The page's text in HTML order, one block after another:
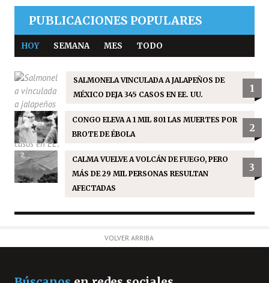
PUBLICACIONES POPULARES
HOY SEMANA MES TODO
SALMONELA VINCULADA A JALAPEÑOS DE
MÉXICO DEJA 345 CASOS EN EE. UU.
1
CONGO ELEVA A 1 MIL 801 LAS MUERTES POR
BROTE DE ÉBOLA
2
CALMA VUELVE A VOLCÁN DE FUEGO, PERO
MÁS DE 29 MIL PERSONAS RESULTAN
AFECTADAS
3
VOLVER ARRIBA